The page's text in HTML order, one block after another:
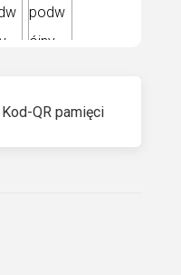
Ivory Gold
Kod-QR pamięci